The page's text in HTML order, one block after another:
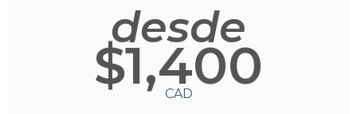
desde
$1,400
CAD